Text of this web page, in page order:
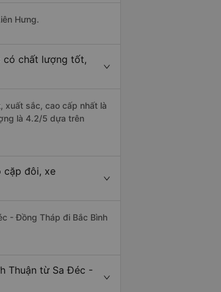
Hưng.
có chất lượng tốt,
xuất sắc, cao cấp nhất là
là 4.2/5 dựa trên
cặp đôi, xe
- Đồng Tháp đi Bắc Bình
Thuận từ Sa Đéc -